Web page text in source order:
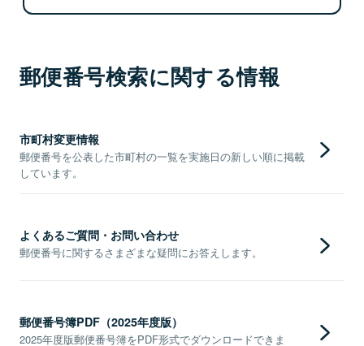
郵便番号検索に関する情報
市町村変更情報
郵便番号を公表した市町村の一覧を実施日の新しい順に掲載
しています。
よくあるご質問・お問い合わせ
郵便番号に関するさまざまな疑問にお答えします。
郵便番号簿PDF（2025年度版）
2025年度版郵便番号簿をPDF形式でダウンロードできま